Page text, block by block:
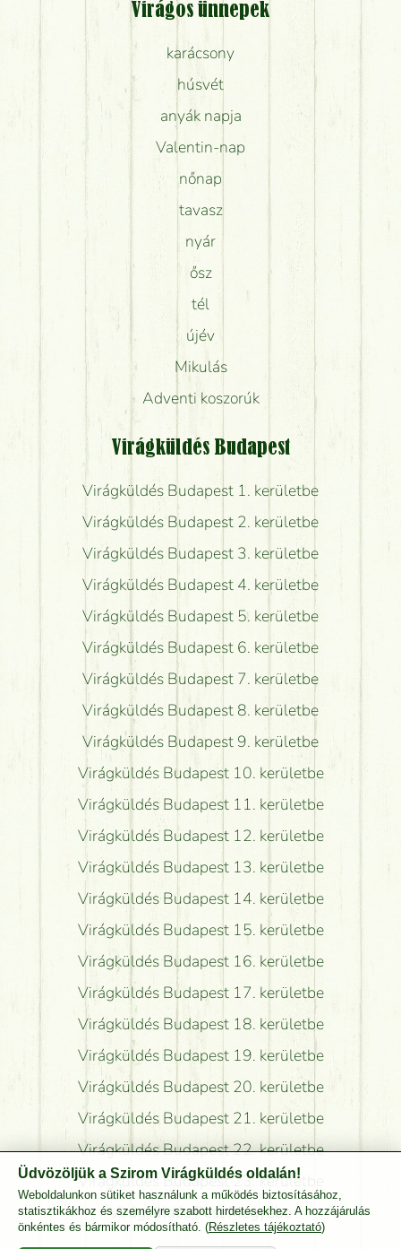
Virágos ünnepek
karácsony
húsvét
anyák napja
Valentin-nap
nőnap
tavasz
nyár
ősz
tél
újév
Mikulás
Adventi koszorúk
Virágküldés Budapest
Virágküldés Budapest 1. kerületbe
Virágküldés Budapest 2. kerületbe
Virágküldés Budapest 3. kerületbe
Virágküldés Budapest 4. kerületbe
Virágküldés Budapest 5. kerületbe
Virágküldés Budapest 6. kerületbe
Virágküldés Budapest 7. kerületbe
Virágküldés Budapest 8. kerületbe
Virágküldés Budapest 9. kerületbe
Virágküldés Budapest 10. kerületbe
Virágküldés Budapest 11. kerületbe
Virágküldés Budapest 12. kerületbe
Virágküldés Budapest 13. kerületbe
Virágküldés Budapest 14. kerületbe
Virágküldés Budapest 15. kerületbe
Virágküldés Budapest 16. kerületbe
Virágküldés Budapest 17. kerületbe
Virágküldés Budapest 18. kerületbe
Virágküldés Budapest 19. kerületbe
Virágküldés Budapest 20. kerületbe
Virágküldés Budapest 21. kerületbe
Virágküldés Budapest 22. kerületbe
Virágküldés Budapest 23. kerületbe
Virágküldés Pest Megyébe
Üdvözöljük a Szirom Virágküldés oldalán!
Weboldalunkon sütiket használunk a működés biztosításához,
statisztikákhoz és személyre szabott hirdetésekhez. A hozzájárulás
önkéntes és bármikor módosítható. (Részletes tájékoztató)